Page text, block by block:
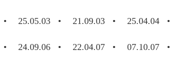
25.05.03 21.09.03 25.04.04
24.09.06 22.04.07 07.10.07